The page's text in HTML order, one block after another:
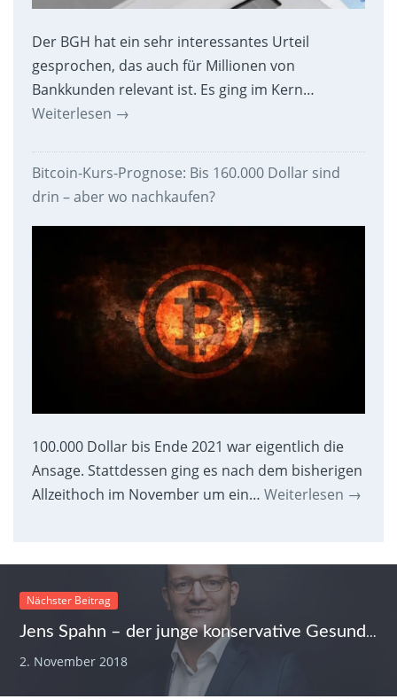
Der BGH hat ein sehr interessantes Urteil
gesprochen, das auch für Millionen von
Bankkunden relevant ist. Es ging im Kern…
Weiterlesen →
Bitcoin-Kurs-Prognose: Bis 160.000 Dollar sind
drin – aber wo nachkaufen?
100.000 Dollar bis Ende 2021 war eigentlich die
Ansage. Stattdessen ging es nach dem bisherigen
Allzeithoch im November um ein… Weiterlesen →
Nächster Beitrag
Jens Spahn – der junge konservative Gesundheitsminister
2. November 2018